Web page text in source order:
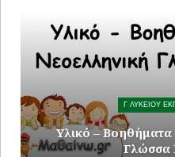
Γ ΛΥΚΕΙΟΥ ΕΚΠΑΙΔΕΥΤΙΚΟ ΥΛΙΚΟ
Για Την Νεοελληνική
Γ Λυκείου